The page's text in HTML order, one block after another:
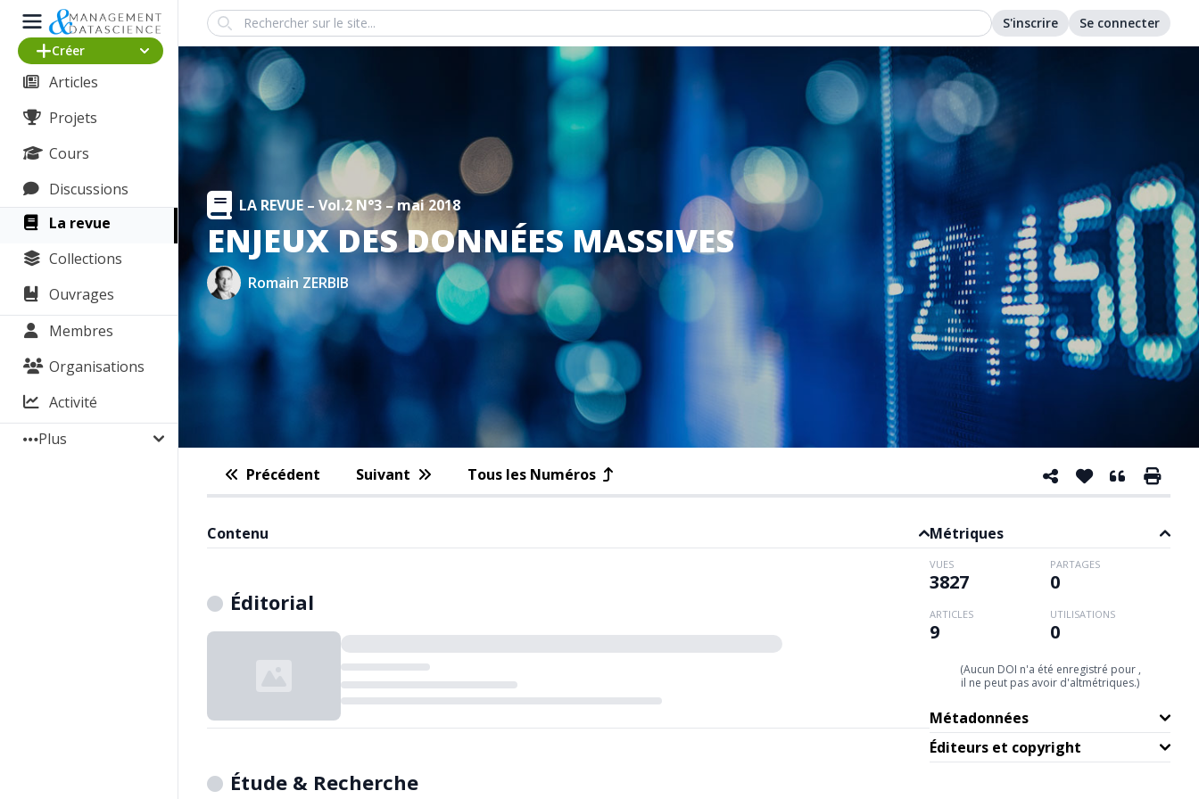
Créer
Articles
Projets
Cours
Discussions
La revue
Collections
Ouvrages
Membres
Organisations
Activité
Plus
Search S'inscrire Se connecter
LA REVUE – Vol.2 N°3 – mai 2018
ENJEUX DES DONNÉES MASSIVES
Romain ZERBIB
Précédent Suivant Tous les Numéros
Contenu
Éditorial
Chargement...
Étude & Recherche
Métriques
VUES
3827
PARTAGES
0
ARTICLES
9
UTILISATIONS
0
(Aucun DOI n'a été enregistré pour ,
il ne peut pas avoir d'altmétriques.)
Métadonnées
Éditeurs et copyright